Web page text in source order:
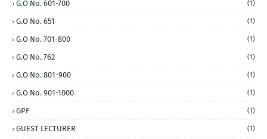
G.O No. 601-700 (1)
G.O No. 651 (1)
G.O No. 701-800 (1)
G.O No. 762 (1)
G.O No. 801-900 (1)
G.O No. 901-1000 (1)
GPF (1)
GUEST LECTURER (1)